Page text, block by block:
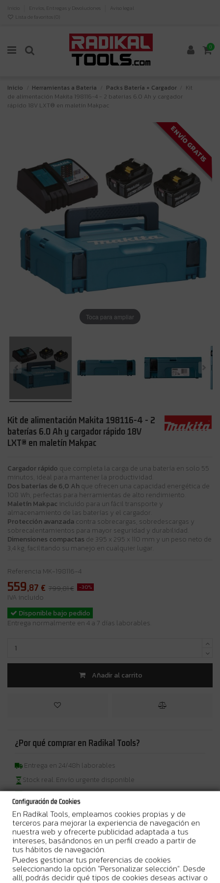
Inicio Envíos, Entregas y Devoluciones
Aviso legal
Lista de favoritos ( 0)
0
Inicio Herramientas a Bateria Packs Batería + Cargador
Kit
de alimentación Makita 198116-4 - 2 baterías 6.0 Ah y cargador
rápido 18V LXT® en maletín Makpac
ENVÍO GRATIS
Toca para ampliar
Kit de alimentación Makita 198116-4 - 2
baterías 6.0 Ah y cargador rápido 18V
LXT® en maletín Makpac
Cargador rápido que completa la carga de una batería en solo 55
minutos, ideal para mantener la productividad.
Dos baterías de 6,0 Ah que ofrecen una capacidad energética de
108 Wh, perfectas para herramientas de alto rendimiento.
Maletín Makpac incluido para un fácil transporte y
almacenamiento de las baterías y el cargador.
Protección avanzada contra sobrecargas, sobredescargas y
sobrecalentamientos para mayor seguridad y durabilidad.
Dimensiones compactas de 395 x 295 x 110 mm y un peso neto de
3,4 kg, facilitando su manejo en cualquier lugar.
Referencia MK-198116-4
559,87 € 799,81 € -30%
IVA incluido
Disponible bajo pedido
Entrega normalmente en 4 a 7 días laborables.
Añadir al carrito
¿Por qué comprar en Radikal Tools?
Entrega en 24/48h laborables
Stock real. Envío urgente disponible
Garantia Oficial del Fabricante
Más Información
Li–ion • 18VCargador rápido y dos baterías de 6,0 Ah en un
maletín Makpac
Configuración de Cookies
En Radikal Tools, empleamos cookies propias y de
terceros para mejorar la experiencia de navegación en
nuestra web y ofrecerte publicidad adaptada a tus
intereses, basándonos en un perfil creado a partir de
tus hábitos de navegación.
Puedes gestionar tus preferencias de cookies
seleccionando la opción "Personalizar selección". Desde
allí, podrás decidir qué tipos de cookies deseas activar o